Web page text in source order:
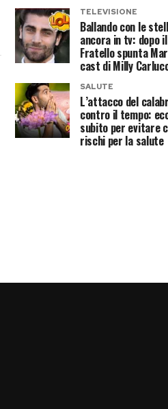
TELEVISIONE
Ballando con le
ancora in tv: dopo
Fratello spunta
cast di Milly
SALUTE
L’attacco del
contro il tempo:
subito per evitare
rischi per la salute